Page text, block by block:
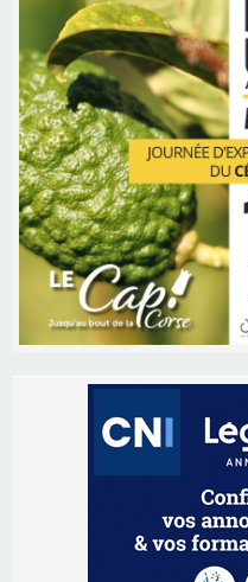
Les brèves
Biguglia : messe de
procession le 14 août